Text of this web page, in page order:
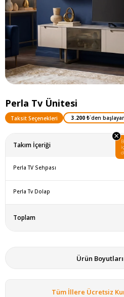
Perla Tv Ünitesi
Taksit Seçenekleri 3.200 ₺`den
Takım İçeriği
×
Perla TV Sehpası
Perla Tv Dolap
Toplam
Ürün
Tüm İllere Ücretsiz